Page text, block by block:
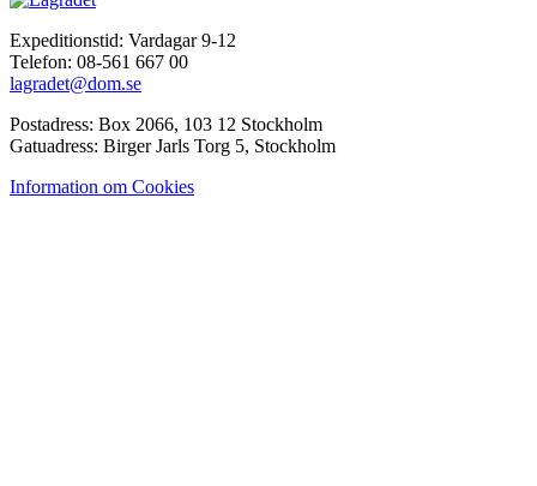
Expeditionstid: Vardagar 9-12
Telefon: 08-561 667 00
lagradet@dom.se
Postadress: Box 2066, 103 12 Stockholm
Gatuadress: Birger Jarls Torg 5, Stockholm
Information om Cookies